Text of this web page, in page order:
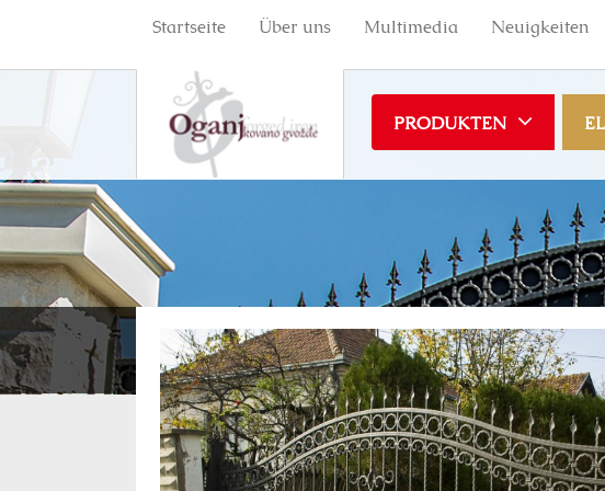
Startseite Über uns Multimedia Neuigkeiten
PRODUKTEN